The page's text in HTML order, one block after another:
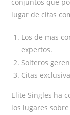
lugar de citas
Los de mas
expertos.
Solteros
Citas
Elite Singles ha
los lugares